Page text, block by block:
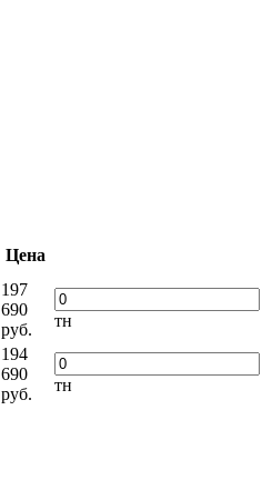
Цена
197
690
руб.
тн
194
690
руб.
тн